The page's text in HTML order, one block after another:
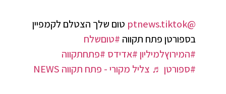
@ptnews.tiktok
טום שלך הצטלם לקמפיין
בספורטן פתח תקווה #טוםשלח
#המירוץלמיליון#אדידס #פתחתקווה
#ספורטן ♬ צליל מקורי - פתח תקווה NEWS